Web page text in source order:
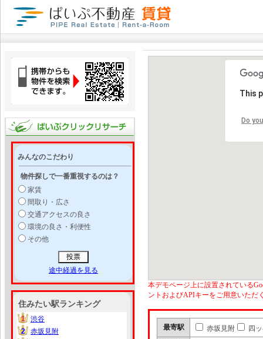
みんなのこだわり
物件探しで一番重視するのは？
家賃
間取り・広さ
交通アクセスの良さ
環境の良さ・利便性
その他
途中経過を見る
住みたい駅ランキング
1
1
渋谷
2
2
赤坂見附
This
Do
本デモページ上に設置されている
ントおよびAPIキーをご用意いただ
最寄駅 赤坂見附 四